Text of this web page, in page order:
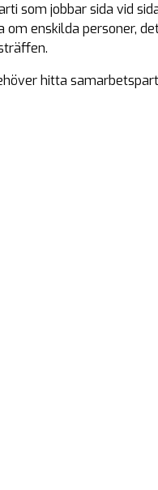
som jobbar sida vid
enskilda personer,
hitta